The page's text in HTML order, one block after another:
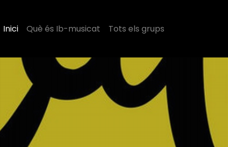
Inici Què és Ib-musicat Tots els grups